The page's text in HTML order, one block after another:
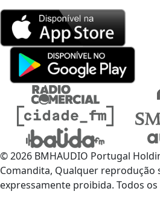
© 2026 BMHAUDIO Portugal
Comandita, Qualquer reprodução
expressamente proibida. Todos